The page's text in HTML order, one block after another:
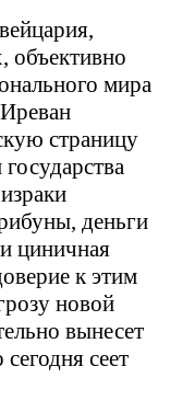
объективно
мира
страницу
деньги
циничная
к этим
новой
вынесет
сеет